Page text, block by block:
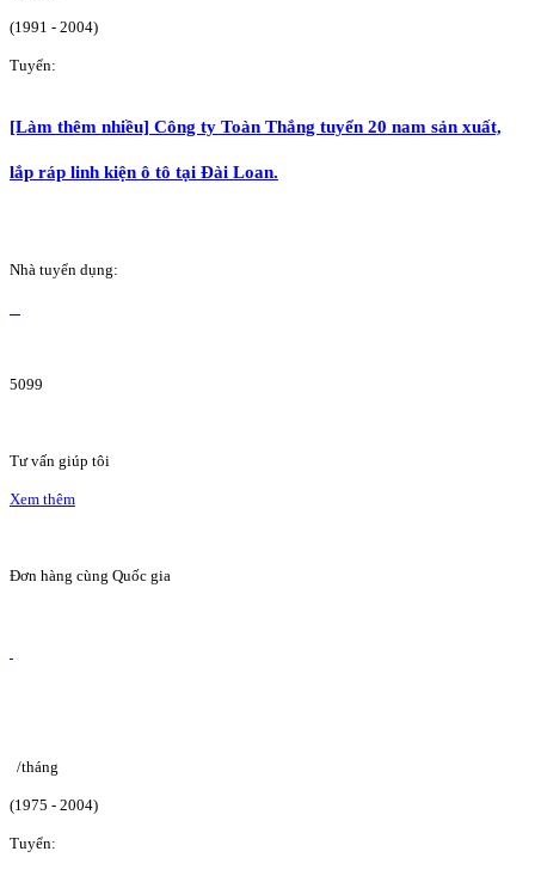
(1991 - 2004)
Tuyển:
[Làm thêm nhiều] Công ty Toàn Thắng tuyển 20 nam sản xuất,
lắp ráp linh kiện ô tô tại Đài Loan.
Nhà tuyển dụng:
5099
Tư vấn giúp tôi
Xem thêm
Đơn hàng cùng Quốc gia
/tháng
(1975 - 2004)
Tuyển: